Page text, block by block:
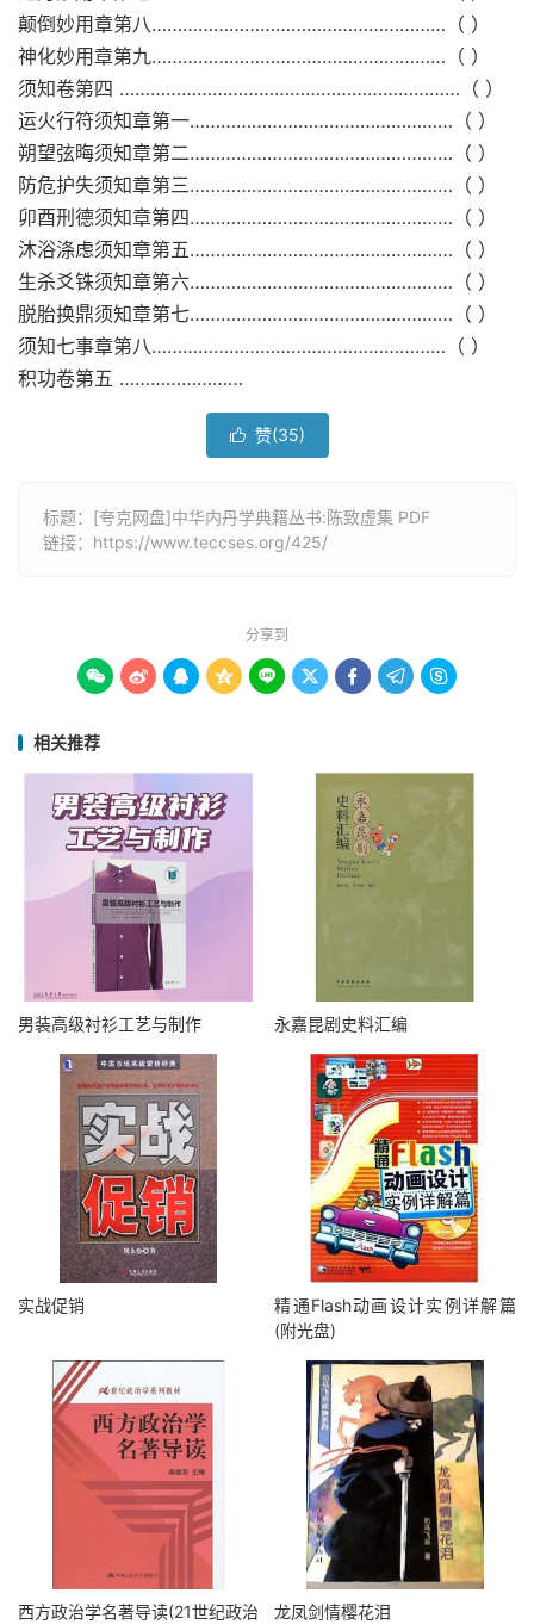
颠倒妙用章第八…………………………………………………（ ）
神化妙用章第九…………………………………………………（ ）
须知卷第四 …………………………………………………………（ ）
运火行符须知章第一……………………………………………（ ）
朔望弦晦须知章第二……………………………………………（ ）
防危护失须知章第三……………………………………………（ ）
卯酉刑德须知章第四……………………………………………（ ）
沐浴涤虑须知章第五……………………………………………（ ）
生杀爻铢须知章第六……………………………………………（ ）
脱胎换鼎须知章第七……………………………………………（ ）
须知七事章第八…………………………………………………（ ）
积功卷第五 ……………………
 赞(35)
标题：[夸克网盘]中华内丹学典籍丛书:陈致虚集 PDF
链接： https://www.teccses.org/425/
分享到
        
相关推荐
男装高级衬衫工艺与制作 永嘉昆剧史料汇编
实战促销
精通Flash动画设计实例详解篇
(附光盘)
西方政治学名著导读(21世纪政治
龙凤剑情樱花泪